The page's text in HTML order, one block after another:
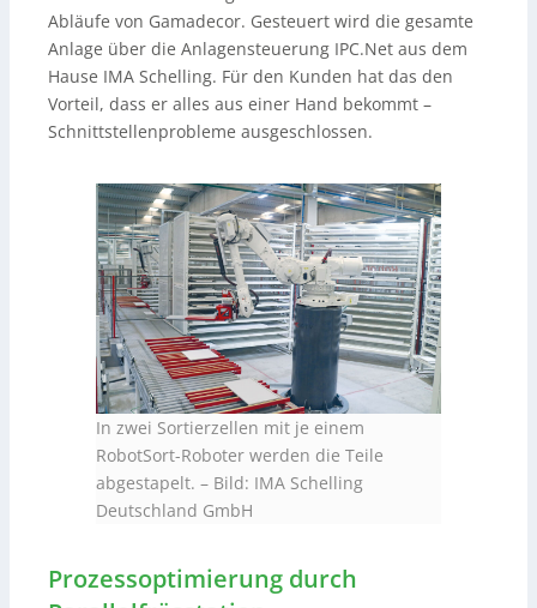
Abläufe von Gamadecor. Gesteuert wird die gesamte
Anlage über die Anlagensteuerung IPC.Net aus dem
Hause IMA Schelling. Für den Kunden hat das den
Vorteil, dass er alles aus einer Hand bekommt –
Schnittstellenprobleme ausgeschlossen.
In zwei Sortierzellen mit je einem
RobotSort-Roboter werden die Teile
abgestapelt. – Bild: IMA Schelling
Deutschland GmbH
Prozessoptimierung durch